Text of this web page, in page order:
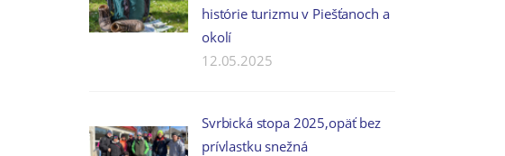
histórie turizmu v Piešťanoch a
okolí
12.05.2025
Svrbická stopa 2025,opäť bez
prívlastku snežná